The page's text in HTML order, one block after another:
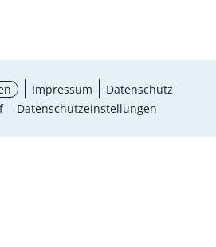
Impressum
Datenschutz
Datenschutzeinstellungen